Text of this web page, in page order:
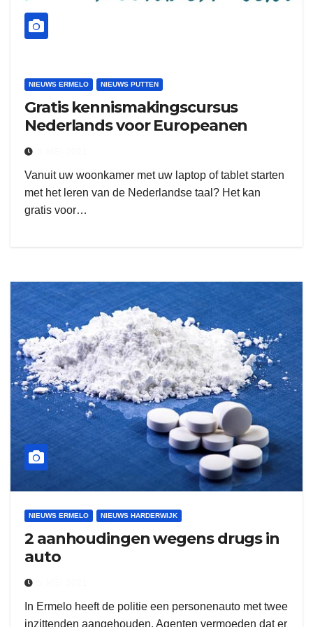
NIEUWS ERMELO NIEUWS PUTTEN
Gratis kennismakingscursus
Nederlands voor Europeanen
Vanuit uw woonkamer met uw laptop of tablet starten
met het leren van de Nederlandse taal? Het kan
gratis voor…
NIEUWS ERMELO NIEUWS HARDERWIJK
2 aanhoudingen wegens drugs in
auto
In Ermelo heeft de politie een personenauto met twee
inzittenden aangehouden. Agenten vermoeden dat er